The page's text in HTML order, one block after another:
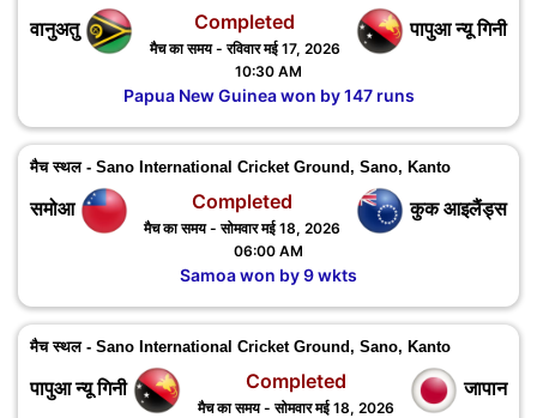
वानुअतु पापुआ न्यू गिनी
Completed
मैच का समय - रविवार मई 17, 2026
10:30 AM
Papua New Guinea won by 147 runs
मैच स्थल - Sano International Cricket Ground, Sano, Kanto
समोआ कुक आइलैंड्स
Completed
मैच का समय - सोमवार मई 18, 2026
06:00 AM
Samoa won by 9 wkts
मैच स्थल - Sano International Cricket Ground, Sano, Kanto
पापुआ न्यू गिनी जापान
Completed
मैच का समय - सोमवार मई 18, 2026